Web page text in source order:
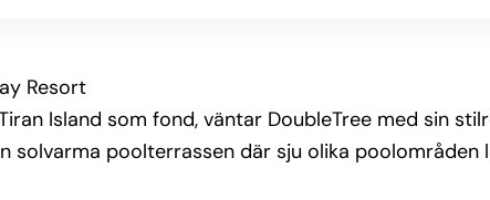
gym,
Resort
Island som fond, väntar DoubleTree med sin
solvarma poolterrassen där sju olika